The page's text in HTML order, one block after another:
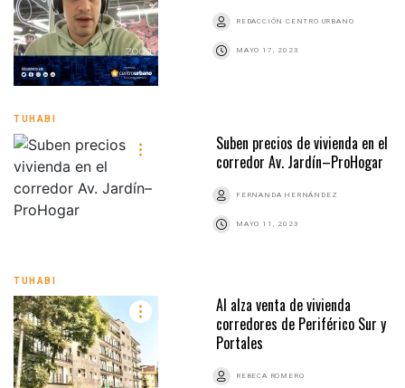
REDACCIÓN CENTRO URBANO
MAYO 17, 2023
TUHABI
Suben precios de vivienda en el
corredor Av. Jardín–ProHogar
FERNANDA HERNÁNDEZ
MAYO 11, 2023
TUHABI
Al alza venta de vivienda
corredores de Periférico Sur y
Portales
REBECA ROMERO